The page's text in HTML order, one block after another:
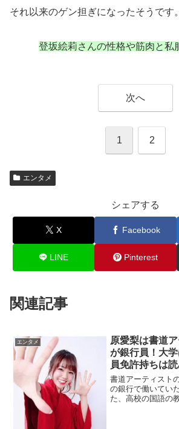
それ以来のゲン担ぎになったそうです。
登坂絵莉さんの性格や筋肉と私
次へ
1 2
エンタメ
シェアする
X Facebook
LINE Pinterest
関連記事
エンタメ
原愛梨は書道
が銀行員！大
員免許持ちは
書道アーティスト
の銀行で働いてい
た、高校の国語の